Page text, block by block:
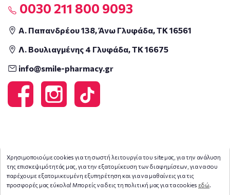
Χρησιμοποιούμε cookies για τη σωστή λειτουργία του site μας, για την ανάλυση
της επισκεψιμότητάς μας, για την εξατομίκευση των διαφημίσεων, για να σου
παρέχουμε εξατομικευμένη εξυπηρέτηση και για να μαθαίνεις για τις
προσφορές μας εύκολα! Μπορείς να δεις τη πολιτική μας για τα cookies εδώ.
0030 211 800 9093
Α. Παπανδρέου 138, Άνω Γλυφάδα, ΤΚ 16561
Λ. Βουλιαγμένης 4 Γλυφάδα, ΤΚ 16675
info@smile-pharmacy.gr